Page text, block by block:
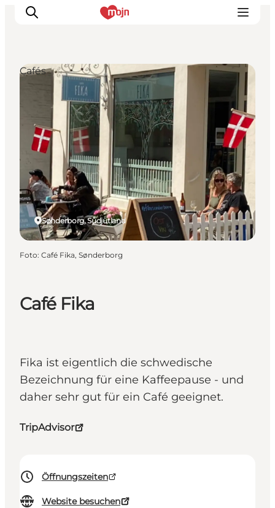
Erlebnisse
Städte und Regionen
Events
Übernachtung
Plane deine Reise
Booking
Café Fika
Fika ist eigentlich die schwedische
Bezeichnung für eine Kaffeepause - und
daher sehr gut für ein Café geeignet.
TripAdvisor
Öffnungszeiten
Website besuchen
Sønderborg, Südjütland
Cafés
Foto: Café Fika, Sønderborg